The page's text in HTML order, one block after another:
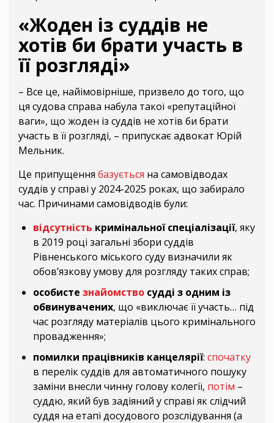
«Жоден із суддів не
хотів би брати участь в
її розгляді»
– Все це, найімовірніше, призвело до того, що
ця судова справа набула такої «репутаційної
ваги», що жоден із суддів не хотів би брати
участь в її розгляді, – припускає адвокат Юрій
Мельник.
Це припущення базується на самовідводах
суддів у справі у 2024-2025 роках, що забирало
час. Причинами самовідводів були:
відсутність кримінальної спеціалізації, яку
в 2019 році загальні збори суддів
Рівненського міського суду визначили як
обов’язкову умову для розгляду таких справ;
особисте знайомство судді з одним із
обвинувачених, що «виключає її участь… під
час розгляду матеріалів цього кримінального
провадження»;
помилки працівників канцелярії: спочатку
в перелік суддів для автоматичного пошуку
заміни внесли чинну голову колегії, потім –
суддю, який був задіяний у справі як слідчий
суддя на етапі досудового розслідування (а